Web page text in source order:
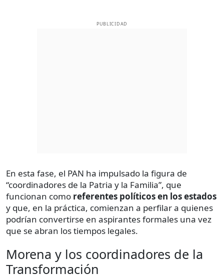
PUBLICIDAD
En esta fase, el PAN ha impulsado la figura de
“coordinadores de la Patria y la Familia”, que
funcionan como referentes políticos en los estados
y que, en la práctica, comienzan a perfilar a quienes
podrían convertirse en aspirantes formales una vez
que se abran los tiempos legales.
Morena y los coordinadores de la
Transformación